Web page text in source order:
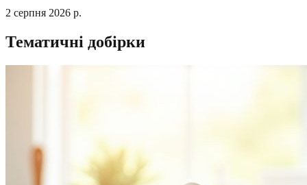
2 серпня 2026 р.
Тематичні добірки